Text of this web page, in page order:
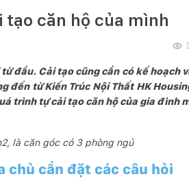
tạo căn hộ của mình
đầu. Cải tạo cũng cần có kế hoạch
đến từ Kiến Trúc Nội Thất HK
trình tự cải tạo căn hộ của gia đình
là căn góc có 3 phòng ngủ
chủ cần đặt các câu hỏi